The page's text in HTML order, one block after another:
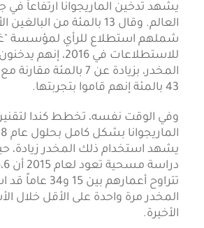
يشهد تدخين الماريجوانا ارتفاعاً في
العالم. وقال 13 بالمئة من
شملهم استطلاع للرأي لمؤسسة
للاستطلاعات في 2016،
43 بالمئة إنهم قاموا بتجربتها.
وفي الوقت نفسه، تخطط كندا
يشهد استخدام ذلك المخدر زيادة،
تتراوح أعمارهم
الأخيرة.